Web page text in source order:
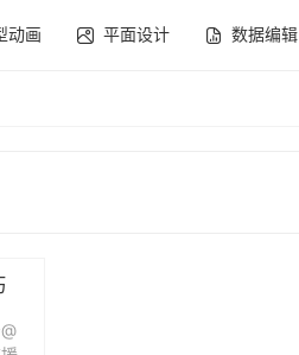
动画 平面设计 数据编辑